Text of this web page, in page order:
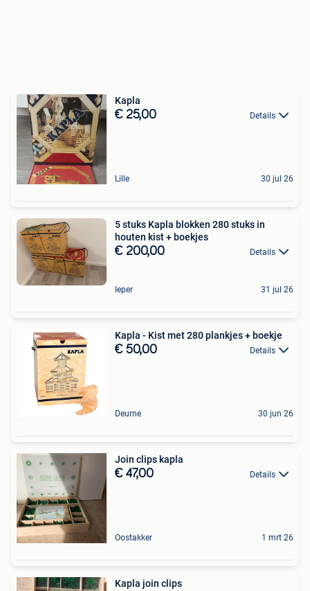
Kapla
€ 25,00 Details
Lille 30 jul 26
5 stuks Kapla blokken 280 stuks in
houten kist + boekjes
€ 200,00 Details
Ieper 31 jul 26
Kapla - Kist met 280 plankjes + boekje
€ 50,00 Details
Deurne 30 jun 26
Join clips kapla
€ 47,00 Details
Oostakker 1 mrt 26
Kapla join clips